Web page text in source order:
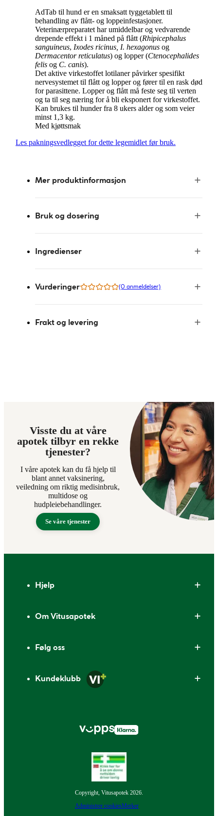
AdTab til hund er en smaksatt tyggetablett til
behandling av flått- og loppeinfestasjoner.
Veterinærpreparatet har umiddelbar og vedvarende
drepende effekt i 1 måned på flått (Rhipicephalus
sanguineus, Ixodes ricinus, I. hexagonus og
Dermacentor reticulatus) og lopper (Ctenocephalides
felis og C. canis).
Det aktive virkestoffet lotilaner påvirker spesifikt
nervesystemet til flått og lopper og fører til en rask død
for parasittene. Lopper og flått må feste seg til verten
og ta til seg næring for å bli eksponert for virkestoffet.
Kan brukes til hunder fra 8 ukers alder og som veier
minst 1,3 kg.
Med kjøttsmak
Les pakningsvedlegget for dette legemidlet før bruk.
Mer produktinformasjon
Bruk og dosering
Ingredienser
Vurderinger (0 anmeldelser)
Frakt og levering
Visste du at våre
apotek tilbyr en rekke
tjenester?
I våre apotek kan du få hjelp til
blant annet vaksinering,
veiledning om riktig medisinbruk,
multidose og
hudpleiebehandlinger.
Se våre tjenester
Hjelp
Om Vitusapotek
Følg oss
Kundeklubb
Copyright, Vitusapotek 2026.
Administrer cookiesMerker